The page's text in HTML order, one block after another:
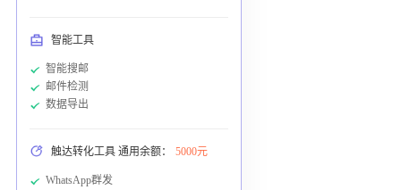
智能工具
智能搜邮
邮件检测
数据导出
触达转化工具 通用余额： 5000元
WhatsApp群发